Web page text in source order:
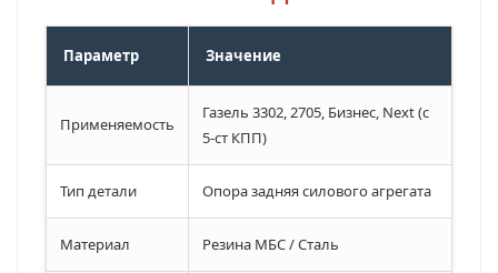
Параметр Значение
Применяемость
Газель 3302, 2705, Бизнес, Next (с
5-ст КПП)
Тип детали Опора задняя силового агрегата
Материал Резина МБС / Сталь